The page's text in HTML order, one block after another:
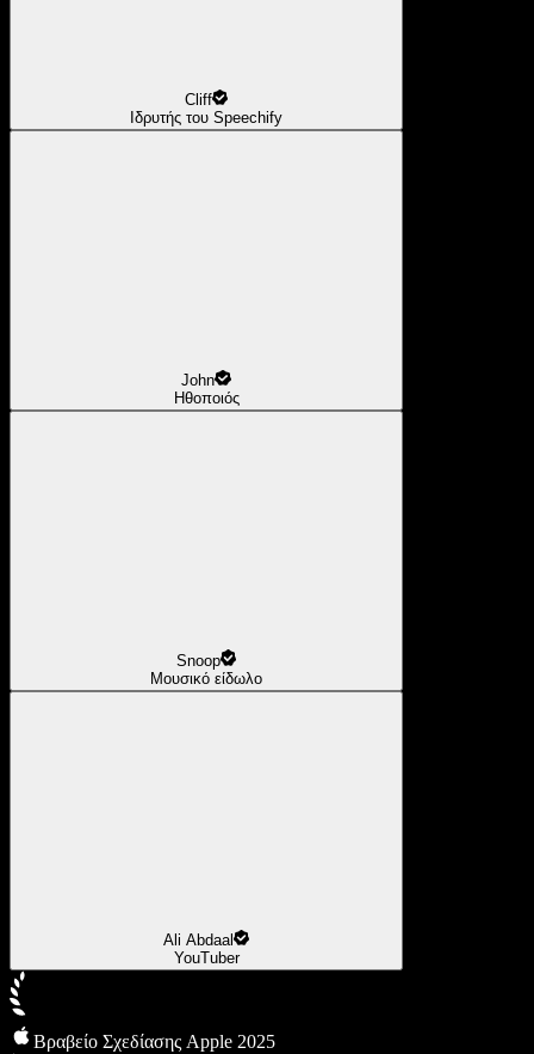
Cliff
Ιδρυτής του Speechify
John
Ηθοποιός
Snoop
Μουσικό είδωλο
Ali Abdaal
YouTuber
Βραβείο Σχεδίασης Apple 2025